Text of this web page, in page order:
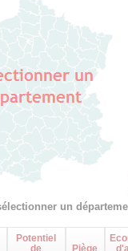
un
Potentiel
de
Piège